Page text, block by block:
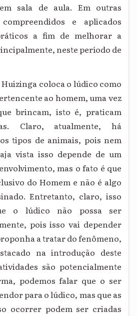
sala de aula. Em outras
e aplicados
a fim de melhorar a
neste período de
coloca o lúdico como
ao homem, uma vez
brincam, isto é, praticam
Claro, atualmente, há
tipos de animais, pois nem
vista isso depende de um
mas o fato é que
do Homem e não é algo
Entretanto, claro, isso
o lúdico não possa ser
pois isso vai depender
a tratar do fenômeno,
na introdução deste
são potencialmente
podemos falar que o ser
para o lúdico, mas que as
ocorrer podem ser criadas